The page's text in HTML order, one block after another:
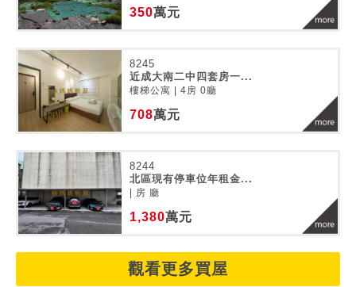
350萬元
8245
近成大南二中四套房一...
樓梯公寓 | 4房 0廳
708萬元
8244
北區現有停車位年租金...
| 房 廳
1,380萬元
觀看更多買屋